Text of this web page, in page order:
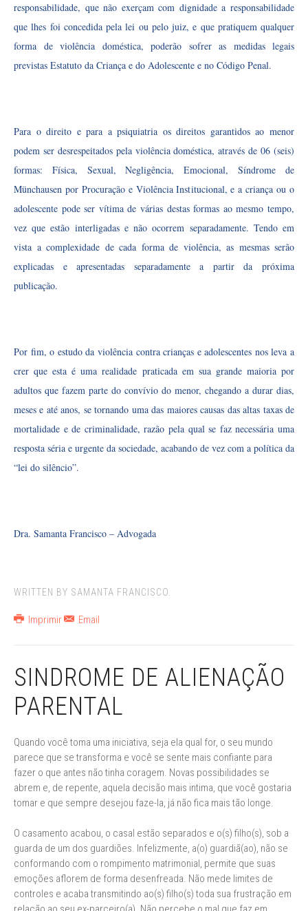
responsabilidade, que não exerçam com dignidade a responsabilidade
que lhes foi concedida pela lei ou pelo juiz, e que pratiquem qualquer
forma de violência doméstica, poderão sofrer as medidas legais
previstas Estatuto da Criança e do Adolescente e no Código Penal.
Para o direito e para a psiquiatria os direitos garantidos ao menor
podem ser desrespeitados pela violência doméstica, através de 06 (seis)
formas: Física, Sexual, Negligência, Emocional, Síndrome de
Münchausen por Procuração e Violência Institucional, e a criança ou o
adolescente pode ser vítima de várias destas formas ao mesmo tempo,
vez que estão interligadas e não ocorrem separadamente. Tendo em
vista a complexidade de cada forma de violência, as mesmas serão
explicadas e apresentadas separadamente a partir da próxima
publicação.
Por fim, o estudo da violência contra crianças e adolescentes nos leva a
crer que esta é uma realidade praticada em sua grande maioria por
adultos que fazem parte do convívio do menor, chegando a durar dias,
meses e até anos, se tornando uma das maiores causas das altas taxas de
mortalidade e de criminalidade, razão pela qual se faz necessária uma
resposta séria e urgente da sociedade, acabando de vez com a política da
“lei do silêncio”.
Dra. Samanta Francisco – Advogada
WRITTEN BY SAMANTA FRANCISCO.
Imprimir Email
SINDROME DE ALIENAÇÃO
PARENTAL
Quando você toma uma iniciativa, seja ela qual for, o seu mundo
parece que se transforma e você se sente mais confiante para
fazer o que antes não tinha coragem. Novas possibilidades se
abrem e, de repente, aquela decisão mais intima, que você gostaria
tomar e que sempre desejou faze-la, já não fica mais tão longe.
O casamento acabou, o casal estão separados e o(s) filho(s), sob a
guarda de um dos guardiões. Infelizmente, a(o) guardiã(ao), não se
conformando com o rompimento matrimonial, permite que suas
emoções aflorem de forma desenfreada. Não mede limites de
controles e acaba transmitindo ao(s) filho(s) toda sua frustração em